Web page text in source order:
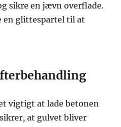
sikre en jævn overflade.
en glittespartel til at
vigtigt at lade betonen
at gulvet bliver